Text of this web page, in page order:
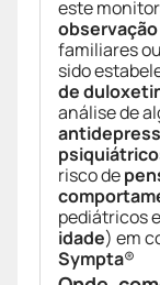
este
familiares
sido
de
análise de
risco de
pediátricos
idade) em
Sympta®